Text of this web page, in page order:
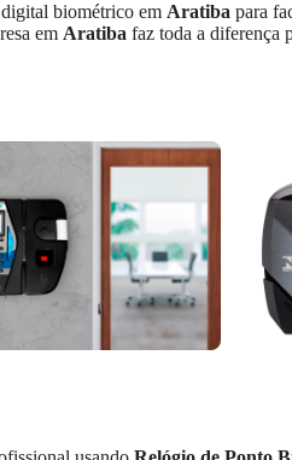
biométrico em Aratiba para
em Aratiba faz toda a diferença